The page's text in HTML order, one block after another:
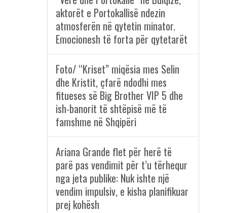
aktorët e Portokallisë ndezin
atmosferën në qytetin minator.
Emocionesh të forta për qytetarët
Foto/ “Kriset” miqësia mes Selin
dhe Kristit, çfarë ndodhi mes
fitueses së Big Brother VIP 5 dhe
ish-banorit të shtëpisë më të
famshme në Shqipëri
Ariana Grande flet për herë të
parë pas vendimit për t’u tërhequr
nga jeta publike: Nuk ishte një
vendim impulsiv, e kisha planifikuar
prej kohësh